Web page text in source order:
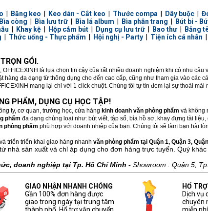
Băng keo Keo dán - Cắt keo Thước compa Dây buộc|
Bìa còng Bìa lưu trữ| Bìa lá album Bìa phân trang Bút bi -
Khay kệ| Hộp cắm bút| Dụng cụ lưu trữ| Bao thư| Bảng
Thức uống - Thực phẩm Hội nghị - Party| Tiện ích cá nhân
GÓI.
, OFFICEXINH là lựa chọn tin cậy của rất nhiều doanh nghiệm khi có nhu cầu
hàng đa dạng từ thông dụng cho đến cao cấp, cũng như tham gia vào các
mang lại chỉ với 1 click chuột. Chúng tôi tự tin đem lại sự thoải mái
PHẨM, DỤNG CỤ HỌC TẬP!
ty, cơ quan, trường học, cửa hàng kinh doanh văn phòng phẩm và không
phẩm đa dạng chủng loại như: bút viết, tập sổ, bìa hồ sơ, khay đựng tài
phòng phẩm phù hợp với doanh nhiệp của bạn. Chúng tôi sẽ làm bạn hài
triển triển khai giao hàng nhanh văn phòng phẩm tại Quận 1, Quận 3,
nhà sản xuất và chỉ áp dụng cho đơn hàng trực tuyến. Quý
doanh nghiệp tại Tp. Hồ Chí Minh - Showroom : Quận 5,
GIAO NHẬN NHANH CHÓNG
Gần 100% đơn hàng được
giao trong ngày tại trung tâm
HỔ
Dịch vụ
chuyên